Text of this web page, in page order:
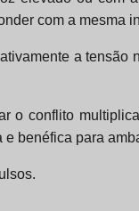
com a mesma
a
o conflito
benéfica para